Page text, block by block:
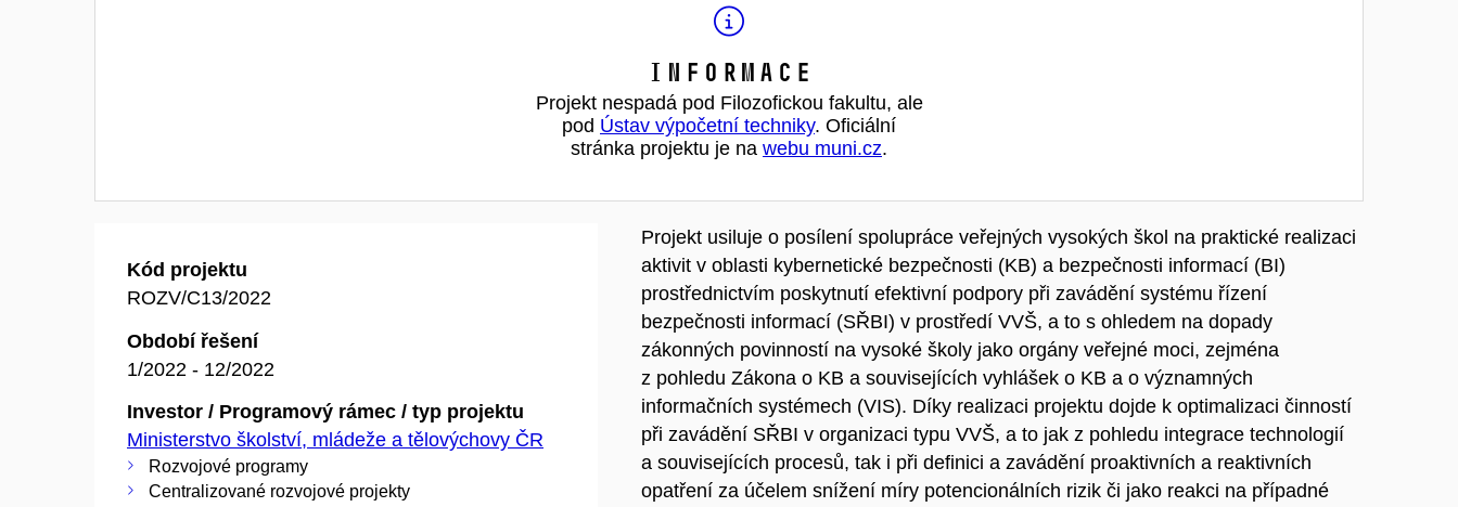
Informace
Projekt nespadá pod Filozofickou fakultu, ale
pod Ústav výpočetní techniky. Oficiální
stránka projektu je na webu muni.cz.
Kód projektu
ROZV/C13/2022
Období řešení
1/2022 - 12/2022
Investor / Programový rámec / typ projektu
Ministerstvo školství, mládeže a tělovýchovy ČR
Rozvojové programy
Centralizované rozvojové projekty
Projekt usiluje o posílení spolupráce veřejných vysokých škol na praktické realizaci
aktivit v oblasti kybernetické bezpečnosti (KB) a bezpečnosti informací (BI)
prostřednictvím poskytnutí efektivní podpory při zavádění systému řízení
bezpečnosti informací (SŘBI) v prostředí VVŠ, a to s ohledem na dopady
zákonných povinností na vysoké školy jako orgány veřejné moci, zejména
z pohledu Zákona o KB a souvisejících vyhlášek o KB a o významných
informačních systémech (VIS). Díky realizaci projektu dojde k optimalizaci činností
při zavádění SŘBI v organizaci typu VVŠ, a to jak z pohledu integrace technologií
a souvisejících procesů, tak i při definici a zavádění proaktivních a reaktivních
opatření za účelem snížení míry potencionálních rizik či jako reakci na případné